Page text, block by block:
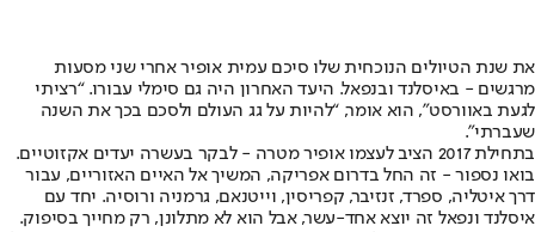
את שנת הטיולים הנוכחית שלו סיכם עמית אופיר אחרי שני מסעות
מרגשים - באיסלנד ובנפאל. היעד האחרון היה גם סימלי עבורו. “רציתי
לגעת באוורסט”, הוא אומר, “להיות על גג העולם ולסכם בכך את השנה
שעברתי”.
בתחילת 2017 הציב לעצמו אופיר מטרה - לבקר בעשרה יעדים אקזוטיים.
בואו נספור - זה החל בדרום אפריקה, המשיך אל האיים האזוריים, עבור
דרך איטליה, ספרד, זנזיבר, קפריסין, וייטנאם, גרמניה ורוסיה. יחד עם
איסלנד ונפאל זה יוצא אחד-עשר, אבל הוא לא מתלונן, רק מחייך בסיפוק.